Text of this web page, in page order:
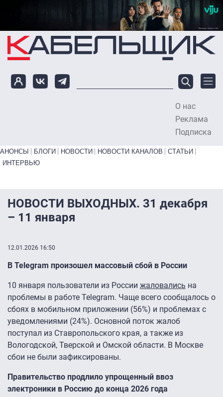
Перейти к основному содержанию
О нас
Реклама
Подписка
Primary links bottom
АНОНСЫ БЛОГИ НОВОСТИ НОВОСТИ КАНАЛОВ
СТАТЬИ
ИНТЕРВЬЮ
НОВОСТИ ВЫХОДНЫХ. 31 декабря
– 11 января
12.01.2026 16:50
В Telegram произошел массовый сбой в России
10 января пользователи из России жаловались на
проблемы в работе Telegram. Чаще всего сообщалось о
сбоях в мобильном приложении (56%) и проблемах с
уведомлениями (24%). Основной поток жалоб
поступал из Ставропольского края, а также из
Вологодской, Тверской и Омской области. В Москве
сбои не были зафиксированы.
Правительство продлило упрощенный ввоз
электроники в Россию до конца 2026 года